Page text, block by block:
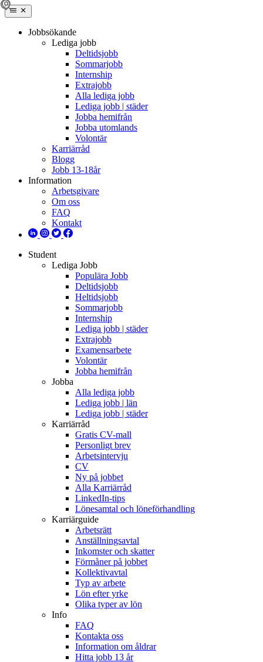
Jobbsökande
Lediga jobb
Deltidsjobb
Sommarjobb
Internship
Extrajobb
Alla lediga jobb
Lediga jobb | städer
Jobba hemifrån
Jobba utomlands
Volontär
Karriärråd
Blogg
Jobb 13-18år
Information
Arbetsgivare
Om oss
FAQ
Kontakt
Student
Lediga Jobb
Populära Jobb
Deltidsjobb
Heltidsjobb
Sommarjobb
Internship
Lediga jobb | städer
Extrajobb
Examensarbete
Volontär
Jobba hemifrån
Jobba
Alla lediga jobb
Lediga jobb | län
Lediga jobb | städer
Karriärråd
Gratis CV-mall
Personligt brev
Arbetsintervju
CV
Ny på jobbet
Alla Karriärråd
LinkedIn-tips
Lönesamtal och löneförhandling
Karriärguide
Arbetsrätt
Anställningsavtal
Inkomster och skatter
Förmåner på jobbet
Kollektivavtal
Typ av arbete
Lön efter yrke
Olika typer av lön
Info
FAQ
Kontakta oss
Information om åldrar
Hitta jobb 13 år